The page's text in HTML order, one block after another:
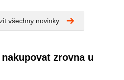
všechny novinky
zrovna u